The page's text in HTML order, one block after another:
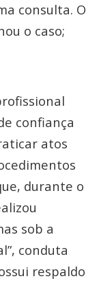
consulta. O
o caso;
confiança
atos
durante o
sob a
conduta
respaldo